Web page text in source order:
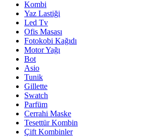
Kombi
Yaz Lastiği
Led Tv
Ofis Masası
Fotokobi Kağıdı
Motor Yağı
Bot
Asio
Tunik
Gillette
Swatch
Parfüm
Cerrahi Maske
Tesettür Kombin
Çift Kombinler